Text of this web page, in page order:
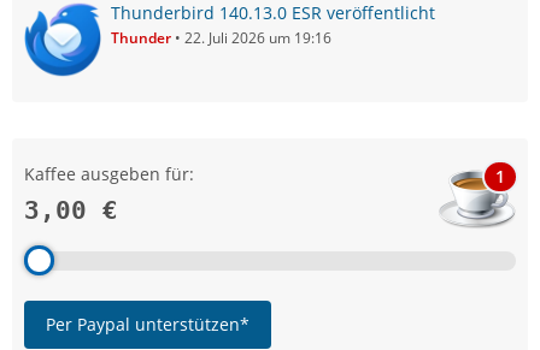
Thunderbird 140.13.0 ESR veröffentlicht
Thunder 22. Juli 2026 um 19:16
Kaffee ausgeben für:
3,00 €
1
Per Paypal unterstützen*